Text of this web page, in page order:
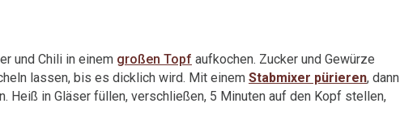
und Chili in einem großen Topf aufkochen. Zucker und Gewürze
lassen, bis es dicklich wird. Mit einem Stabmixer pürieren, dann
Heiß in Gläser füllen, verschließen, 5 Minuten auf den Kopf stellen,